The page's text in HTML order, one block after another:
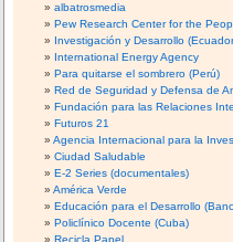
albatrosmedia
Pew Research Center for the
Investigación y Desarrollo
International Energy Agency
Para quitarse el sombrero (Perú)
Red de Seguridad y Defensa de
Fundación para las Relaciones
Futuros 21
Agencia Internacional para la
Ciudad Saludable
E-2 Series (documentales)
América Verde
Educación para el Desarrollo
Policlínico Docente (Cuba)